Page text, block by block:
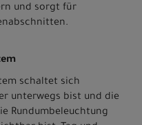
und sorgt für
schaltet sich
unterwegs bist und die
Rundumbeleuchtung